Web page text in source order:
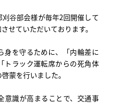
谷部会様が毎年2回開催して
せていただいております。
身を守るために、「内輪差に
トラック運転席からの死角体
蒙を行いました。
意識が高まることで、交通事